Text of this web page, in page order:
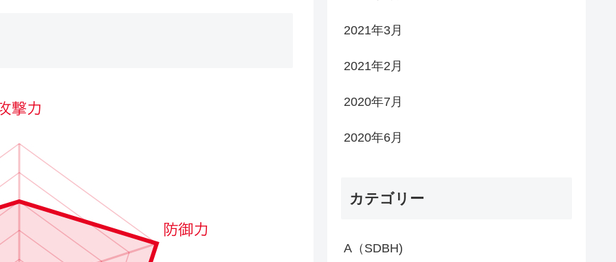
2021年3月
2021年2月
2020年7月
2020年6月
カテゴリー
A（SDBH)